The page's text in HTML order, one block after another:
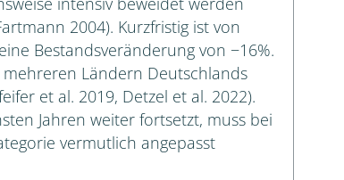
2004). Kurzfristig ist von
Bestandsveränderung von −16%.
Ländern Deutschlands
et al. 2019, Detzel et al. 2022).
Jahren weiter fortsetzt, muss bei
vermutlich angepasst